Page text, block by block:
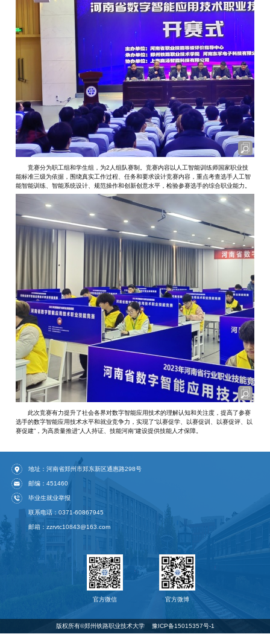
竞赛分为职工组和学生组，为2人组队赛制。竞赛内容以人工智能训练师国家职业技
能标准三级为依据，围绕真实工作过程、任务和要求设计竞赛内容，重点考查选手人工智
能智能训练、智能系统设计、规范操作和创新创意水平，检验参赛选手的综合职业能力。
此次竞赛有力提升了社会各界对数字智能应用技术的理解认知和关注度，提高了参赛
选手的数字智能应用技术水平和就业竞争力，实现了“以赛促学、以赛促训、以赛促评、以
赛促建”，为高质量推进“人人持证、技能河南”建设提供技能人才保障。
地址：河南省郑州市郑东新区通惠路298号
邮编：451460
毕业生就业举报
联系电话：0371-60867945
邮箱：zzrvtc10843@163.com
官方微信 官方微博
版权所有©️郑州铁路职业技术大学 豫ICP备15015357号-1